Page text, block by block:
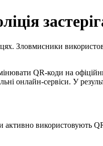
Зловмисники
QR-коди на
онлайн-сервіси. У
використовують